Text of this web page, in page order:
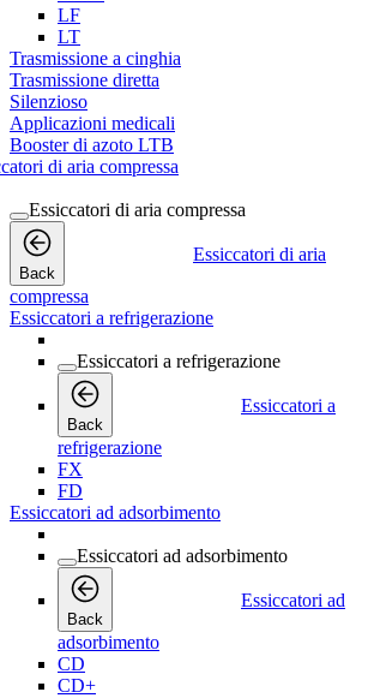
LF
LT
Trasmissione a cinghia
Trasmissione diretta
Silenzioso
Applicazioni medicali
Booster di azoto LTB
di aria compressa
Essiccatori di aria compressa
Back
Essiccatori di aria
compressa
Essiccatori a refrigerazione
Essiccatori a refrigerazione
Back
Essiccatori a
refrigerazione
FX
FD
Essiccatori ad adsorbimento
Essiccatori ad adsorbimento
Back
Essiccatori ad
adsorbimento
CD
CD+